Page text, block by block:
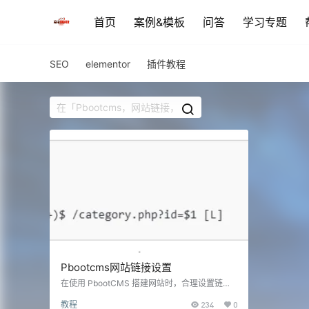
首页 案例&模板 问答 学习专题
SEO elementor 插件教程
Pbootcms网站链接设置
在使用 PbootCMS 搭建网站时，合理设置链接
重要。以下是 PbootCMS 网站链接设置的建议
教程 234 0